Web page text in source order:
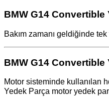
BMW G14 Convertible
Bakım zamanı geldiğinde
BMW G14 Convertible
Motor sisteminde kullanılan
Yedek Parça motor yedek